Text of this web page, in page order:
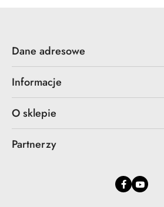
Dane adresowe
Informacje
O sklepie
Partnerzy